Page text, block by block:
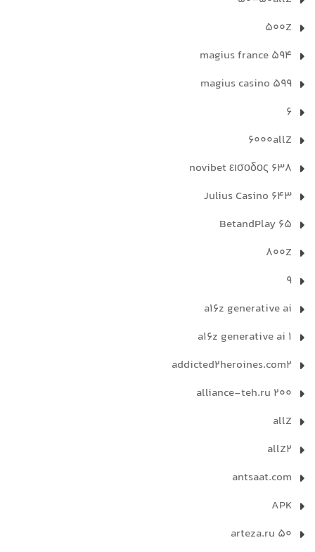
500Z
594 magius france
599 magius casino
6
6000allZ
638 novibet εισοδος
643 Julius Casino
65 BetandPlay
800Z
9
a16z generative ai
a16z generative ai 1
addicted2heroines.com2
alliance-teh.ru 200
allZ
allZ2
antsaat.com
APK
arteza.ru 50